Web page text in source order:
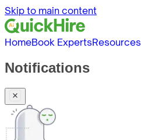
Skip to main content
HomeBook ExpertsResources
Notifications